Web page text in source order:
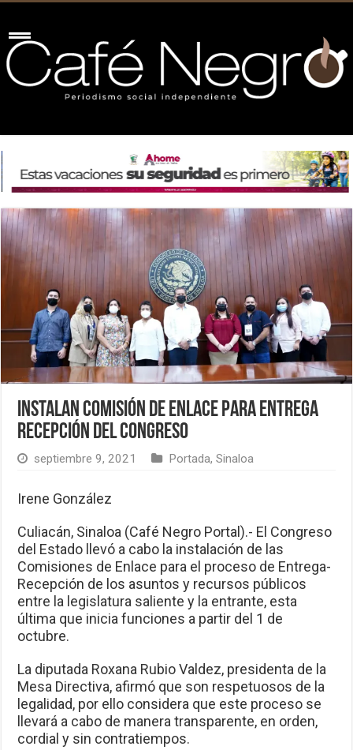
Instalan Comisión de Enlace para entrega
recepción del Congreso
septiembre 9, 2021 Portada,Sinaloa
Irene González
Culiacán, Sinaloa (Café Negro Portal).- El Congreso
del Estado llevó a cabo la instalación de las
Comisiones de Enlace para el proceso de Entrega-
Recepción de los asuntos y recursos públicos
entre la legislatura saliente y la entrante, esta
última que inicia funciones a partir del 1 de
octubre.
La diputada Roxana Rubio Valdez, presidenta de la
Mesa Directiva, afirmó que son respetuosos de la
legalidad, por ello considera que este proceso se
llevará a cabo de manera transparente, en orden,
cordial y sin contratiempos.